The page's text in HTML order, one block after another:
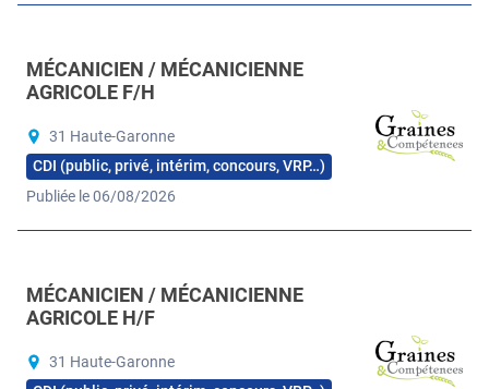
MÉCANICIEN / MÉCANICIENNE
AGRICOLE F/H
31 Haute-Garonne
CDI (public, privé, intérim, concours, VRP…)
Publiée le 06/08/2026
MÉCANICIEN / MÉCANICIENNE
AGRICOLE H/F
31 Haute-Garonne